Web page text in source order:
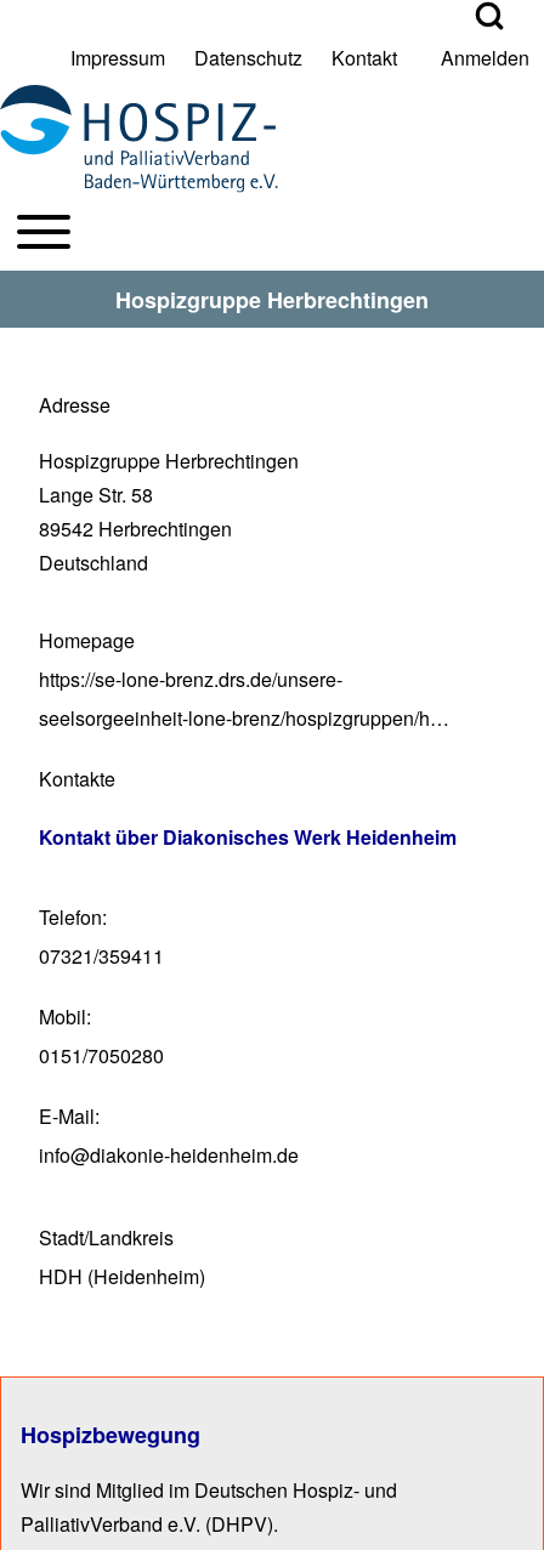
Suche Schließen
Suche
User account menu
Impressum Datenschutz Kontakt Anmelden
HPV BW Hauptmenu
Toggle main menu
Hospizgruppe Herbrechtingen
Adresse
Hospizgruppe Herbrechtingen
Lange Str. 58
89542 Herbrechtingen
Deutschland
Homepage
https://se-lone-brenz.drs.de/unsere-
seelsorgeeinheit-lone-brenz/hospizgruppen/h…
Kontakte
Kontakt über Diakonisches Werk Heidenheim
Telefon
07321/359411
Mobil
0151/7050280
E-Mail
info@diakonie-heidenheim.de
Stadt/Landkreis
HDH (Heidenheim)
Hospizbewegung
Wir sind Mitglied im Deutschen Hospiz- und
PalliativVerband e.V. (DHPV).